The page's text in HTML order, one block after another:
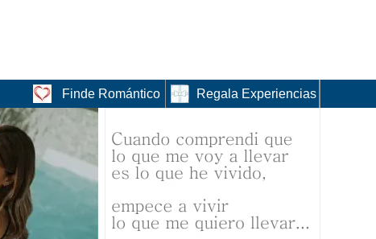
Regala Experiencias
Finde Romántico